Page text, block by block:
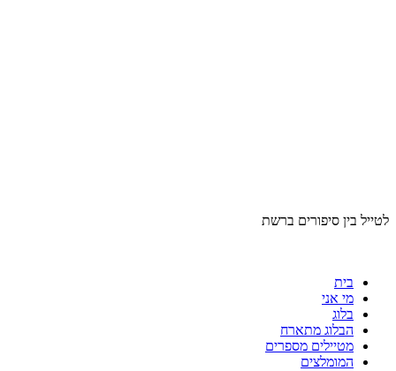
לטייל בין סיפורים ברשת
בית
מי אני
בלוג
הבלוג מתארח
מטיילים מספרים
המומלצים